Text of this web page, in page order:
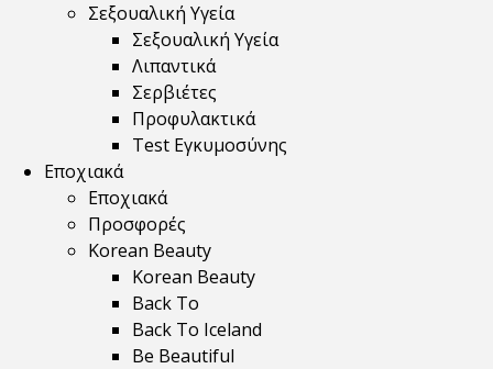
Σεξουαλική Υγεία
Σεξουαλική Υγεία
Λιπαντικά
Σερβιέτες
Προφυλακτικά
Test Εγκυμοσύνης
Εποχιακά
Εποχιακά
Προσφορές
Korean Beauty
Korean Beauty
Back To
Back To Iceland
Be Beautiful